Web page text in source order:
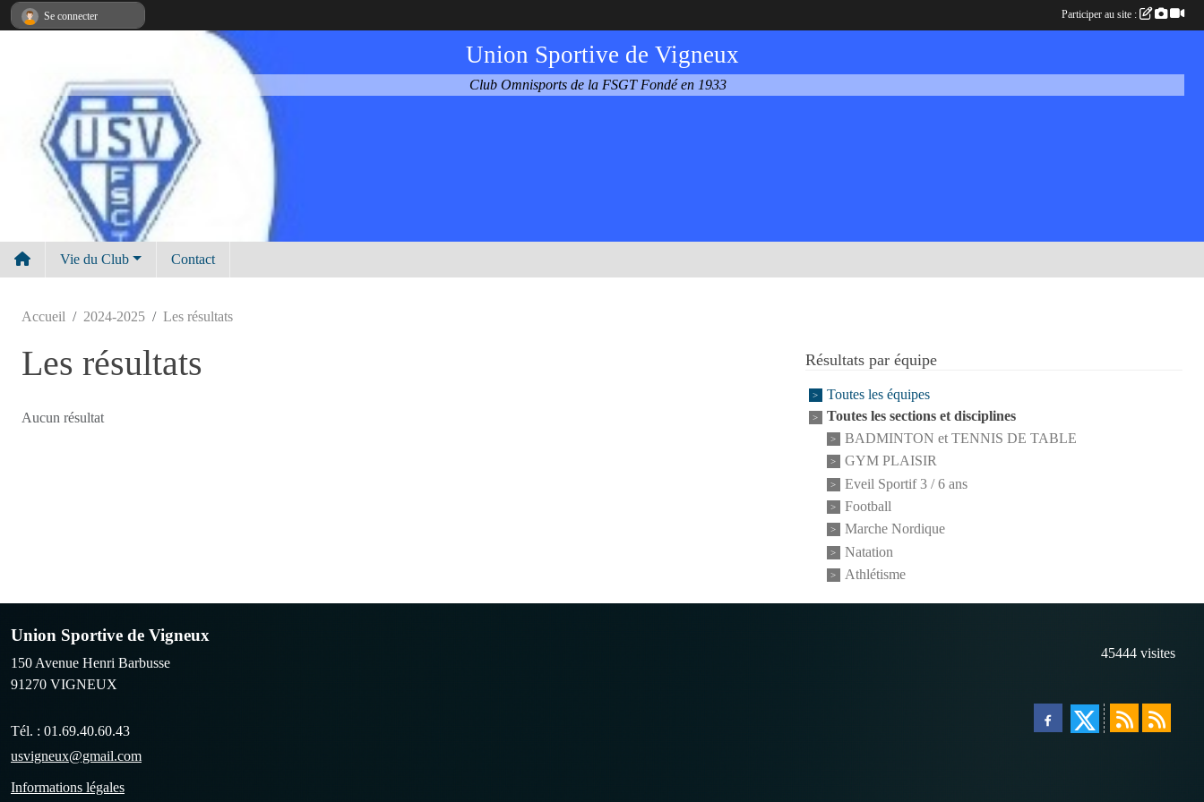
Union Sportive de Vigneux
Club Omnisports de la FSGT Fondé en 1933
Vie du Club Contact
Accueil 2024-2025 Les résultats
Les résultats
Aucun résultat
Résultats par équipe
Toutes les équipes
Toutes les sections et disciplines
BADMINTON et TENNIS DE TABLE
GYM PLAISIR
Eveil Sportif 3 / 6 ans
Football
Marche Nordique
Natation
Athlétisme
Union Sportive de Vigneux
150 Avenue Henri Barbusse
91270 VIGNEUX
Tél. : 01.69.40.60.43
usvigneux@gmail.com
Informations légales
45444 visites
Se connecter Participer au site :
Panneau de gestion des cookies